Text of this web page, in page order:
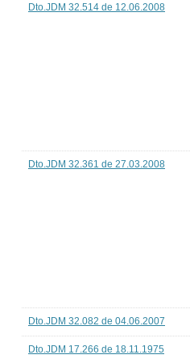
Dto.JDM 32.514 de 12.06.2008
Dto.JDM 32.361 de 27.03.2008
Dto.JDM 32.082 de 04.06.2007
Dto.JDM 17.266 de 18.11.1975